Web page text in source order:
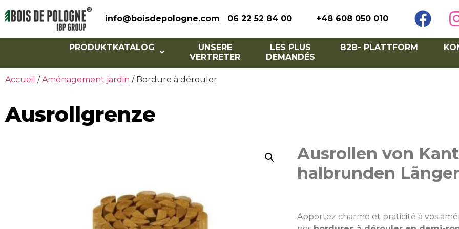
info@boisdepologne.com 06 22 52 84 00 +48 608 050 010
PRODUKTKATALOG
UNSERE
VERTRETER
LES PLUS
DEMANDÉS
B2B- PLATTFORM
Accueil /Aménagement jardin / Bordure à dérouler
Ausrollgrenze
Ausrollen von
halbrunden
Apportez charme et praticité à vos